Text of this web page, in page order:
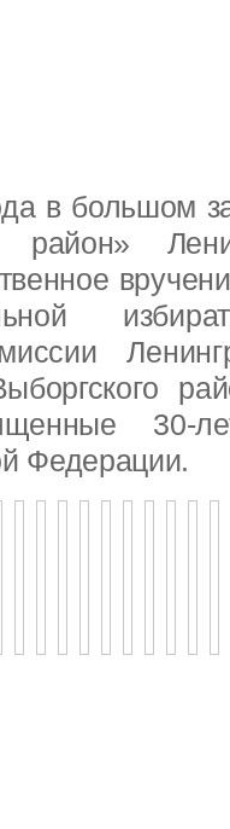
в большом
30-
Федерации.